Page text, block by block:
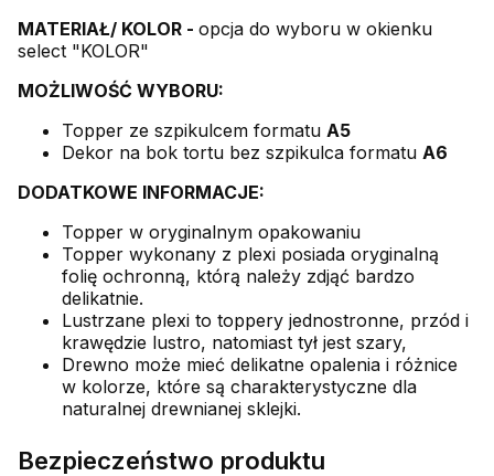
MATERIAŁ/ KOLOR - opcja do wyboru w okienku
select "KOLOR"
MOŻLIWOŚĆ WYBORU:
Topper ze szpikulcem formatu A5
Dekor na bok tortu bez szpikulca formatu A6
DODATKOWE INFORMACJE:
Topper w oryginalnym opakowaniu
Topper wykonany z plexi posiada oryginalną
folię ochronną, którą należy zdjąć bardzo
delikatnie.
Lustrzane plexi to toppery jednostronne, przód i
krawędzie lustro, natomiast tył jest szary,
Drewno może mieć delikatne opalenia i różnice
w kolorze, które są charakterystyczne dla
naturalnej drewnianej sklejki.
Bezpieczeństwo produktu